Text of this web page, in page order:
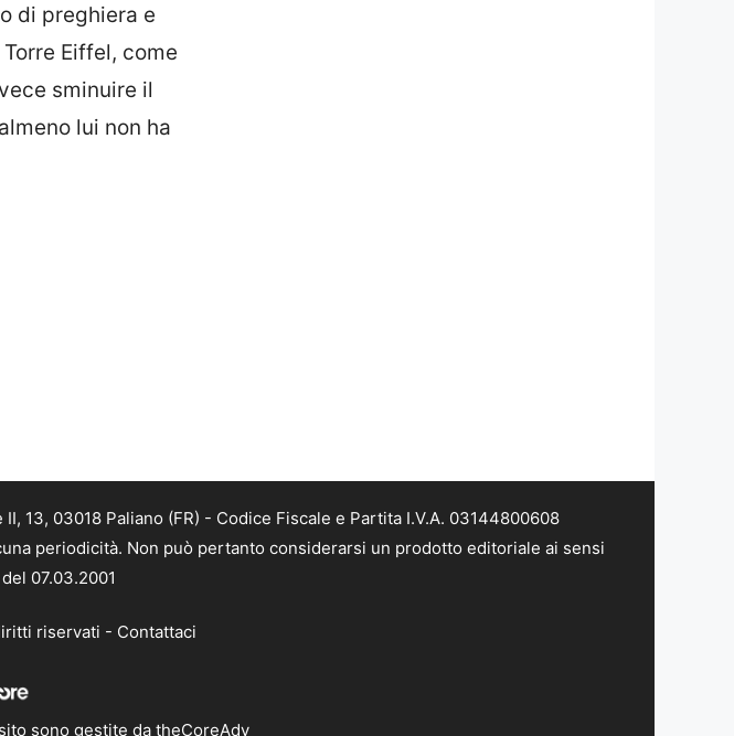
di preghiera e
Eiffel, come
sminuire il
lui non ha
13, 03018 Paliano (FR) - Codice Fiscale e Partita I.V.A. 03144800608
periodicità. Non può pertanto considerarsi un prodotto editoriale ai sensi
07.03.2001
riservati - Contattaci
sono gestite da theCoreAdv